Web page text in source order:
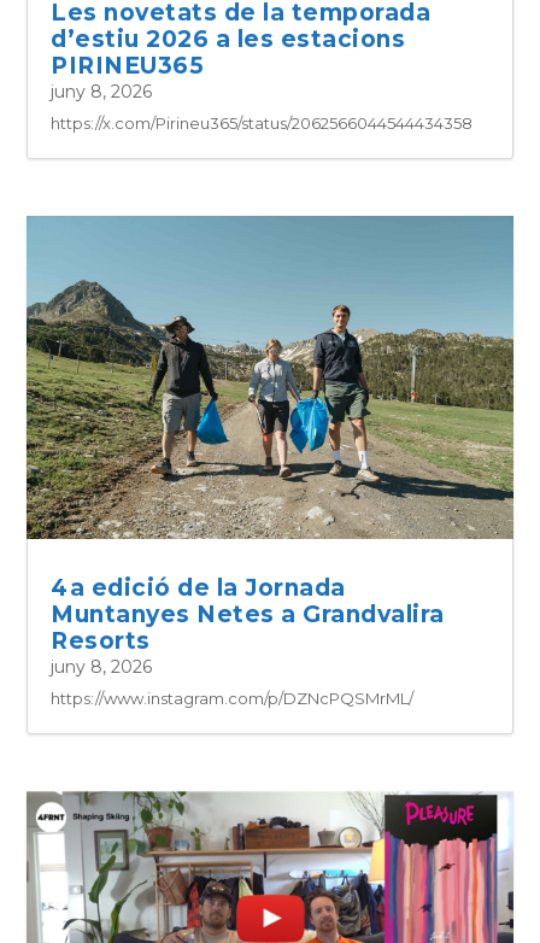
Les novetats de la temporada
d’estiu 2026 a les estacions
PIRINEU365
juny 8, 2026
https://x.com/Pirineu365/status/2062566044544434358
4a edició de la Jornada
Muntanyes Netes a Grandvalira
Resorts
juny 8, 2026
https://www.instagram.com/p/DZNcPQSMrML/